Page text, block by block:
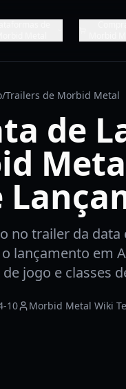
/Trailers de Morbid Metal
de
no trailer da
lançamento em
jogo e classes
10 Morbid Metal Wiki